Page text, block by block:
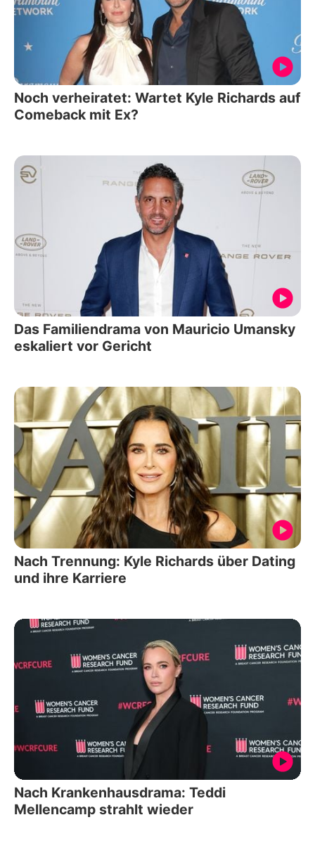
Noch verheiratet: Wartet Kyle Richards auf
Comeback mit Ex?
Das Familiendrama von Mauricio Umansky
eskaliert vor Gericht
Nach Trennung: Kyle Richards über Dating
und ihre Karriere
Nach Krankenhausdrama: Teddi
Mellencamp strahlt wieder